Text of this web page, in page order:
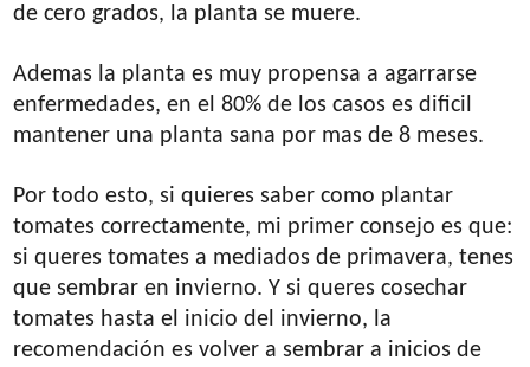
de cero grados, la planta se muere.
Ademas la planta es muy propensa a agarrarse
enfermedades, en el 80% de los casos es dificil
mantener una planta sana por mas de 8 meses.
Por todo esto, si quieres saber como plantar
tomates correctamente, mi primer consejo es que:
si queres tomates a mediados de primavera, tenes
que sembrar en invierno. Y si queres cosechar
tomates hasta el inicio del invierno, la
recomendación es volver a sembrar a inicios de